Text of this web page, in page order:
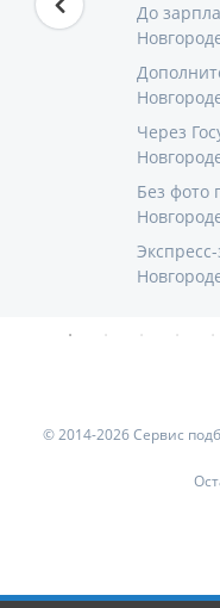
До
Через
Без фото
© 2014-2026 Сервис